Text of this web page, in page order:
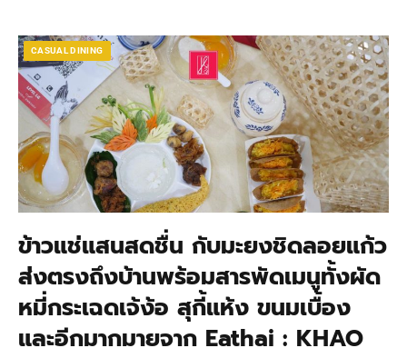
CASUAL DINING
ข้าวแช่แสนสดชื่น กับมะยงชิดลอยแก้ว
ส่งตรงถึงบ้านพร้อมสารพัดเมนูทั้งผัด
หมี่กระเฉดเจ้ง้อ สุกี้แห้ง ขนมเบื้อง
และอีกมากมายจาก Eathai : KHAO